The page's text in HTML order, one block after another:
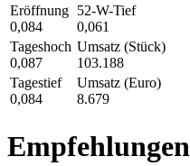
Eröffnung
0,084
52-W-Tief
0,061
Tageshoch
0,087
Umsatz (Stück)
103.188
Tagestief
0,084
Umsatz (Euro)
8.679
Empfehlungen